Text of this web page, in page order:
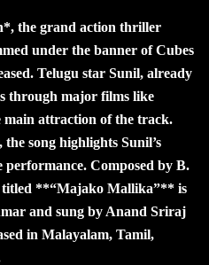
the grand action thriller
under the banner of Cubes
Telugu star Sunil, already
through major films like
attraction of the track.
song highlights Sunil’s
Composed by B.
**“Majako Mallika”** is
and sung by Anand Sriraj
in Malayalam, Tamil,